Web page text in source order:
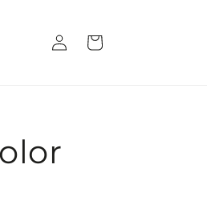
Iniciar
sesión
Carrito